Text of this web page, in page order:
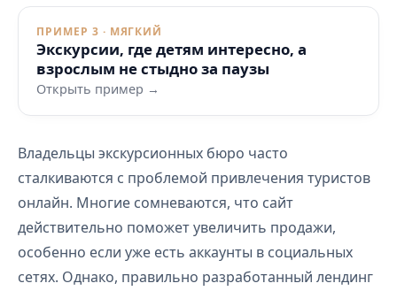
ПРИМЕР 3 · МЯГКИЙ
Экскурсии, где детям интересно, а
взрослым не стыдно за паузы
Открыть пример →
Владельцы экскурсионных бюро часто
сталкиваются с проблемой привлечения туристов
онлайн. Многие сомневаются, что сайт
действительно поможет увеличить продажи,
особенно если уже есть аккаунты в социальных
сетях. Однако, правильно разработанный лендинг